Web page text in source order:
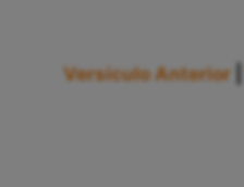
Versículo Anterior